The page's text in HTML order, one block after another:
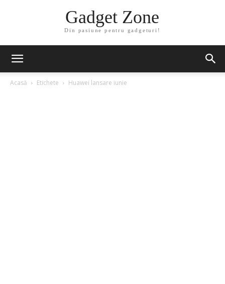
Gadget Zone
Din pasiune pentru gadgeturi!
Acasă Etichete Huawei lansare iunie